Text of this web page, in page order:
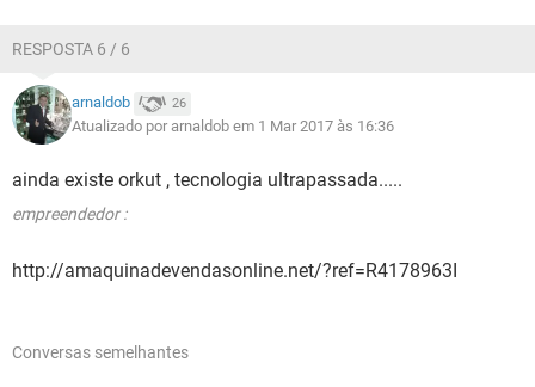
RESPOSTA 6 / 6
arnaldob 26
Atualizado por arnaldob em 1 Mar 2017 às 16:36
ainda existe orkut , tecnologia ultrapassada.....
empreendedor :
http://amaquinadevendasonline.net/?ref=R4178963I
Conversas semelhantes